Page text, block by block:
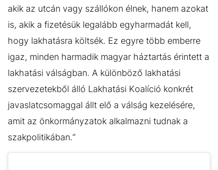
akik az utcán vagy szállókon élnek, hanem azokat
is, akik a fizetésük legalább egyharmadát kell,
hogy lakhatásra költsék. Ez egyre több emberre
igaz, minden harmadik magyar háztartás érintett a
lakhatási válságban. A különböző lakhatási
szervezetekből álló Lakhatási Koalíció konkrét
javaslatcsomaggal állt elő a válság kezelésére,
amit az önkormányzatok alkalmazni tudnak a
szakpolitikában.”